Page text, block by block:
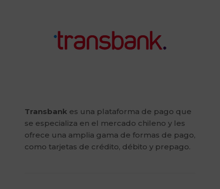
Transbank es una plataforma de pago que
se especializa en el mercado chileno y les
ofrece una amplia gama de formas de pago,
como tarjetas de crédito, débito y prepago.